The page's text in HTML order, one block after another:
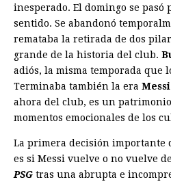
inesperado. El domingo se pasó
sentido. Se abandonó
remataba la retirada de dos
grande de la historia del club.
adiós, la misma temporada que
Terminaba también la era Messi
ahora del club, es un
momentos emocionales de los
La primera decisión importante
es si Messi vuelve o no vuelve
PSG tras una abrupta e